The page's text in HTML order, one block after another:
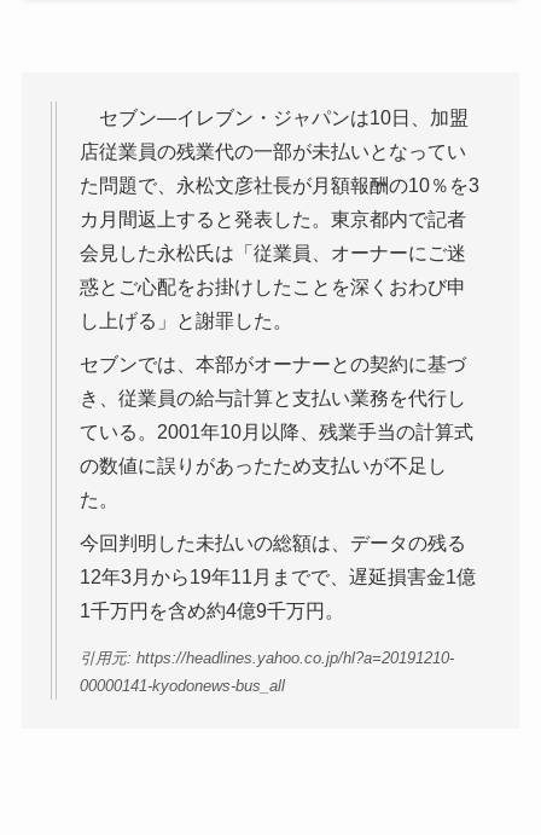
セブン―イレブン・ジャパンは10日、加盟
店従業員の残業代の一部が未払いとなってい
た問題で、永松文彦社長が月額報酬の10％を3
カ月間返上すると発表した。東京都内で記者
会見した永松氏は「従業員、オーナーにご迷
惑とご心配をお掛けしたことを深くおわび申
し上げる」と謝罪した。
セブンでは、本部がオーナーとの契約に基づ
き、従業員の給与計算と支払い業務を代行し
ている。2001年10月以降、残業手当の計算式
の数値に誤りがあったため支払いが不足し
た。
今回判明した未払いの総額は、データの残る
12年3月から19年11月までで、遅延損害金1億
1千万円を含め約4億9千万円。
引用元: https://headlines.yahoo.co.jp/hl?a=20191210-
00000141-kyodonews-bus_all